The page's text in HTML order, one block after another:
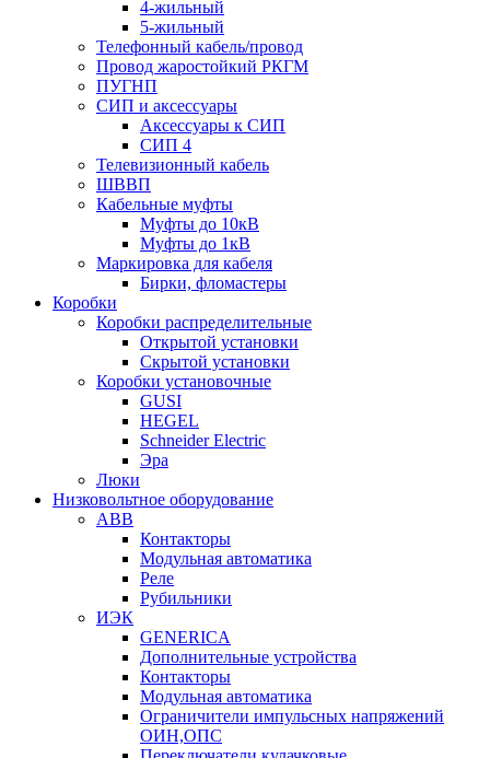
4-жильный
5-жильный
Телефонный кабель/провод
Провод жаростойкий РКГМ
ПУГНП
СИП и аксессуары
Аксессуары к СИП
СИП 4
Телевизионный кабель
ШВВП
Кабельные муфты
Муфты до 10кВ
Муфты до 1кВ
Маркировка для кабеля
Бирки, фломастеры
Коробки
Коробки распределительные
Открытой установки
Скрытой установки
Коробки установочные
GUSI
HEGEL
Schneider Electric
Эра
Люки
Низковольтное оборудование
ABB
Контакторы
Модульная автоматика
Реле
Рубильники
ИЭК
GENERICA
Дополнительные устройства
Контакторы
Модульная автоматика
Ограничители импульсных напряжений
ОИН,ОПС